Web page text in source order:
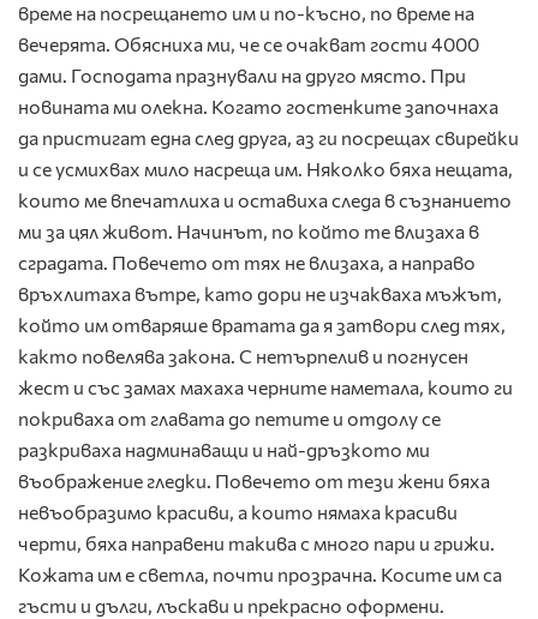
време на посрещането им и по-късно, по време на
вечерята. Обясниха ми, че се очакват гости 4000
дами. Господата празнували на друго място. При
новината ми олекна. Когато гостенките започнаха
да пристигат една след друга, аз ги посрещах свирейки
и се усмихвах мило насреща им. Няколко бяха нещата,
които ме впечатлиха и оставиха следа в съзнанието
ми за цял живот. Начинът, по който те влизаха в
сградата. Повечето от тях не влизаха, а направо
връхлитаха вътре, като дори не изчакваха мъжът,
който им отваряше вратата да я затвори след тях,
както повелява закона. С нетърпелив и погнусен
жест и със замах махаха черните наметала, които ги
покриваха от главата до петите и отдолу се
разкриваха надминаващи и най-дръзкото ми
въображение гледки. Повечето от тези жени бяха
невъобразимо красиви, а които нямаха красиви
черти, бяха направени такива с много пари и грижи.
Кожата им е светла, почти прозрачна. Косите им са
гъсти и дълги, лъскави и прекрасно оформени.